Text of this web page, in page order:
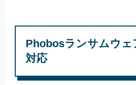
Phobosランサムウェ
対応